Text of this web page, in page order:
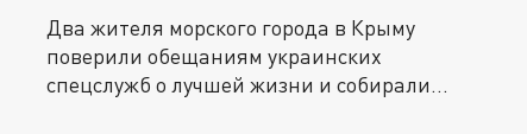
Два жителя морского города в Крыму
поверили обещаниям украинских
спецслужб о лучшей жизни и собирали